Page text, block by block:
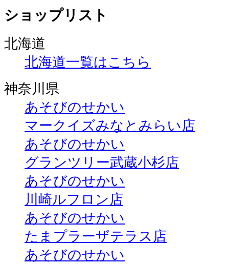
ショップリスト
北海道
北海道一覧はこちら
神奈川県
あそびのせかい
マークイズみなとみらい店
あそびのせかい
グランツリー武蔵小杉店
あそびのせかい
川崎ルフロン店
あそびのせかい
たまプラーザテラス店
あそびのせかい